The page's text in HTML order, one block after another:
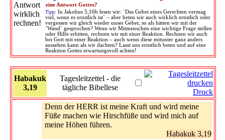
eine Antwort Gottes?
Tipp: In Jakobus 5,16b lesen wir: `Das Gebet eines Gerechten vermag
viel, wenn es ernstlich ist` – aber beten wir auch wirklich ernstlich oder
vergessen wir gleich wieder unser Gebet, so als hätten wir mit der
`Wand` gesprochen? Wenn wir Mitmenschen eine wichtige Frage stellen
oder Hilfe erbitten, rechnen wir mit einer Reaktion. Rechnen wir auch
bei Gott mit einer Reaktion – auch wenn diese mitunter ganz anders
aussehen kann als wir dachten? Lasst uns ernstlich beten und auf eine
Reaktion Gottes erwartungsvoll achten!
Habakuk
3,19
Tagesleitzettel - die
tägliche Bibellese
Druck
Denn der HERR ist meine Kraft und wird meine
Füße machen wie Hirschfüße und wird mich auf
meine Höhen führen.
Habakuk 3,19